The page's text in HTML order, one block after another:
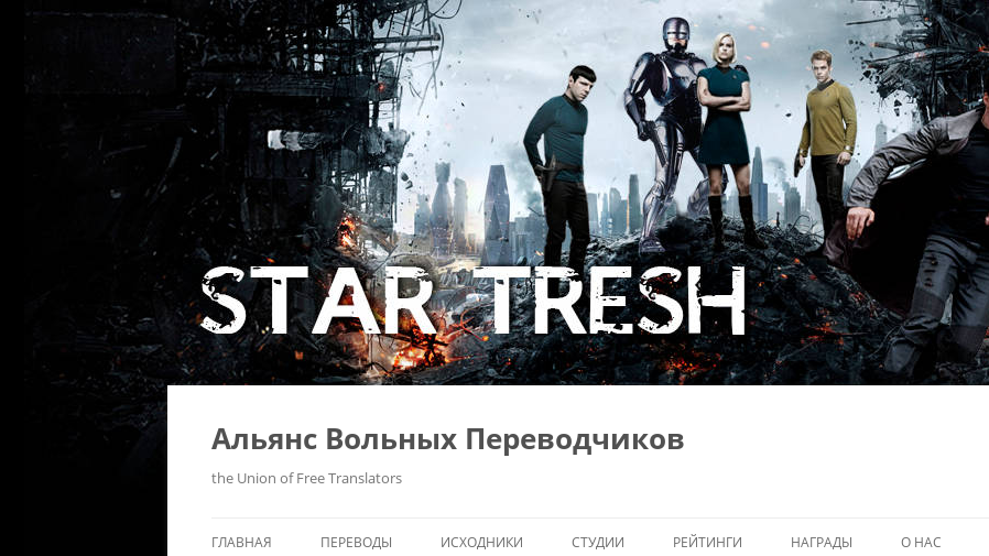
Альянс Вольных Переводчиков
the Union of Free Translators
ГЛАВНАЯ ПЕРЕВОДЫ ИСХОДНИКИ СТУДИИ РЕЙТИНГИ НАГРАДЫ О НАС